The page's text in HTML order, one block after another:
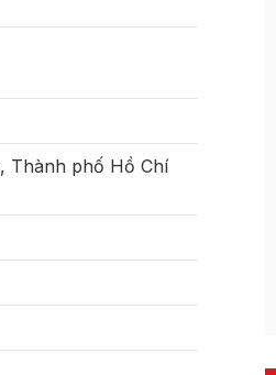
Thành phố Hồ Chí